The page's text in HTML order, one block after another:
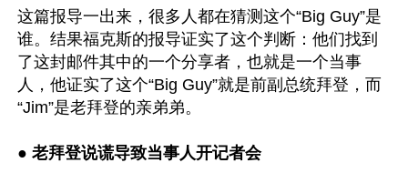
这篇报导一出来，很多人都在猜测这个“Big Guy”是
谁。结果福克斯的报导证实了这个判断：他们找到
了这封邮件其中的一个分享者，也就是一个当事
人，他证实了这个“Big Guy”就是前副总统拜登，而
“Jim”是老拜登的亲弟弟。
● 老拜登说谎导致当事人开记者会